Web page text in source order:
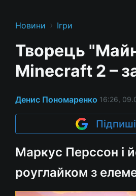
Новини › Ігри
Творець
Minecraft 2 –
Денис Пономаренко 16:26,
Маркус Перссон і
роуглайком з